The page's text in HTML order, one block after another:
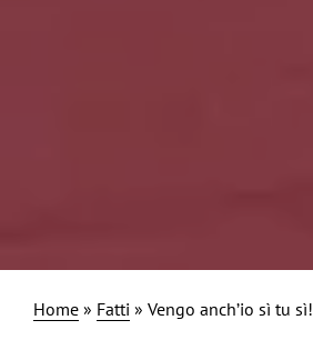
Home » Fatti » Vengo anch’io sì tu sì!